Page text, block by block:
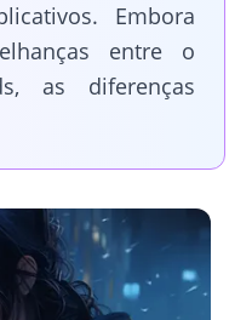
Embora
entre o
as diferenças